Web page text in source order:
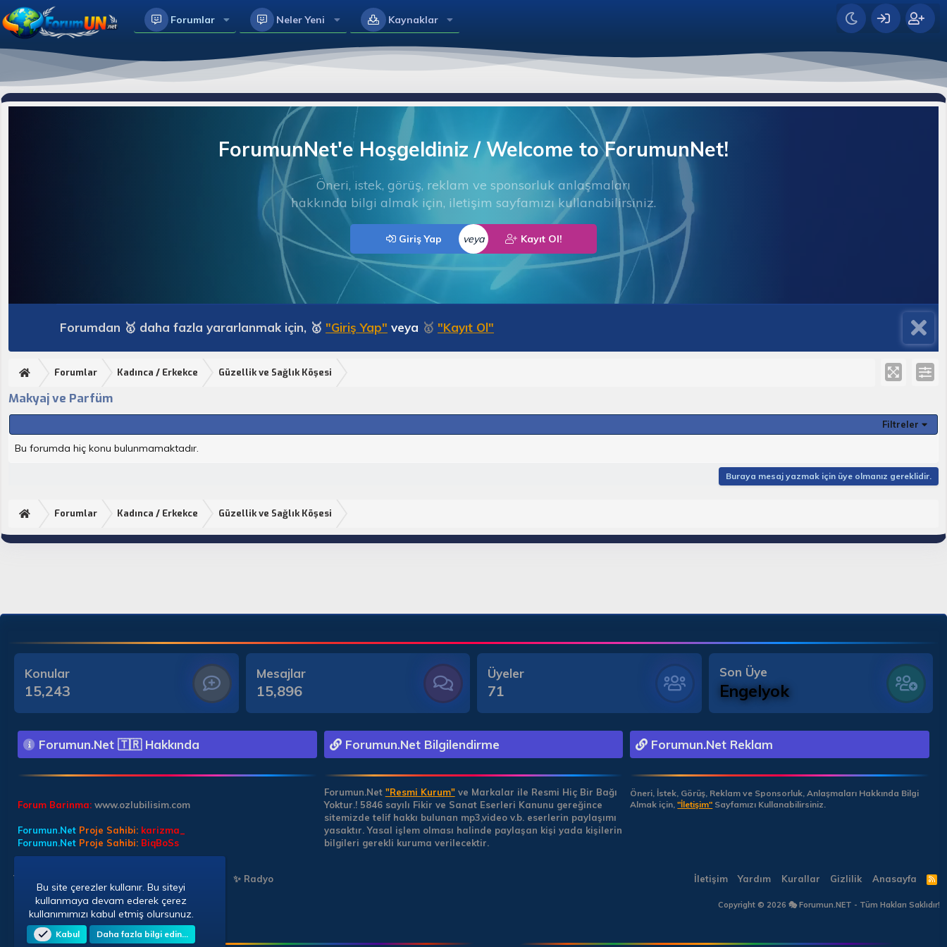
Forumlar Neler Yeni Kaynaklar
ForumunNet'e Hoşgeldiniz / Welcome to ForumunNet!
Öneri, istek, görüş, reklam ve sponsorluk anlaşmaları
hakkında bilgi almak için, iletişim sayfamızı kullanabilirsiniz.
Giriş Yap veya Kayıt Ol!
Forumdan 🥇 daha fazla yararlanmak için, 🥇 "Giriş Yap" veya 🥇 "Kayıt Ol"
Forumlar Kadınca / Erkekce Güzellik ve Sağlık Köşesi
Makyaj ve Parfüm
Filtreler
Bu forumda hiç konu bulunmamaktadır.
Buraya mesaj yazmak için üye olmanız gereklidir.
Forumlar Kadınca / Erkekce Güzellik ve Sağlık Köşesi
Konular
15,243
Mesajlar
15,896
Üyeler
71
Son Üye
Engelyok
Forumun.Net 🇹🇷 Hakkında
Forum Barinma: www.ozlubilisim.com
Forumun.Net Proje Sahibi: karizma_
Forumun.Net Proje Sahibi: BiqBoSs
Forumun.Net Bilgilendirme
Forumun.Net "Resmi Kurum"ve Markalar ile Resmi Hiç Bir Bağı
Yoktur.! 5846 sayılı Fikir ve Sanat Eserleri Kanunu gereğince
sitemizde telif hakkı bulunan mp3,video v.b. eserlerin paylaşımı
yasaktır. Yasal işlem olması halinde paylaşan kişi yada kişilerin
bilgileri gerekli kuruma verilecektir.
Forumun.Net Reklam
Öneri, İstek, Görüş, Reklam ve Sponsorluk, Anlaşmaları Hakkında Bilgi
Almak için,"İletişim" Sayfamızı Kullanabilirsiniz.
Türkçe (TR) ✨ Radyo İletişim Yardım Kurallar Gizlilik Anasayfa
R
S
Copyright © 2026 🎭 Forumun.NET - Tüm Hakları Saklıdır!
Bu site çerezler kullanır. Bu siteyi
kullanmaya devam ederek çerez
kullanımımızı kabul etmiş olursunuz.
Kabul Daha fazla bilgi edin…